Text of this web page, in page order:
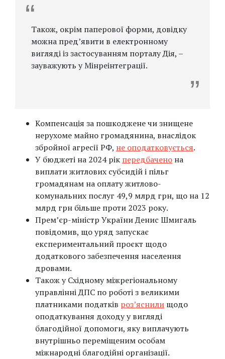
Також, окрім паперової форми, довідку
можна пред’явити в електронному
вигляді із застосуванням порталу Дія, –
зауважують у Мінреінтеграції.
Компенсація за пошкоджене чи знищене
нерухоме майно громадянина, внаслідок
збройної агресії РФ, не оподатковується.
У бюджеті на 2024 рік передбачено на
виплати житлових субсидій і пільг
громадянам на оплату житлово-
комунальних послуг 49,9 млрд грн, що на 12
млрд грн більше проти 2023 року.
Прем’єр-міністр України Денис Шмигаль
повідомив, що уряд запускає
експериментальний проєкт щодо
додаткового забезпечення населення
дровами.
Також у Східному міжрегіональному
управлінні ДПС по роботі з великими
платниками податків роз’яснили щодо
оподаткування доходу у вигляді
благодійної допомоги, яку виплачують
внутрішньо переміщеним особам
міжнародні благодійні організації.